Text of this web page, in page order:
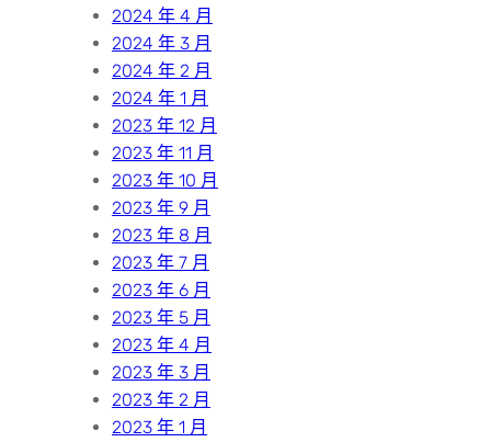
2024 年 4 月
2024 年 3 月
2024 年 2 月
2024 年 1 月
2023 年 12 月
2023 年 11 月
2023 年 10 月
2023 年 9 月
2023 年 8 月
2023 年 7 月
2023 年 6 月
2023 年 5 月
2023 年 4 月
2023 年 3 月
2023 年 2 月
2023 年 1 月